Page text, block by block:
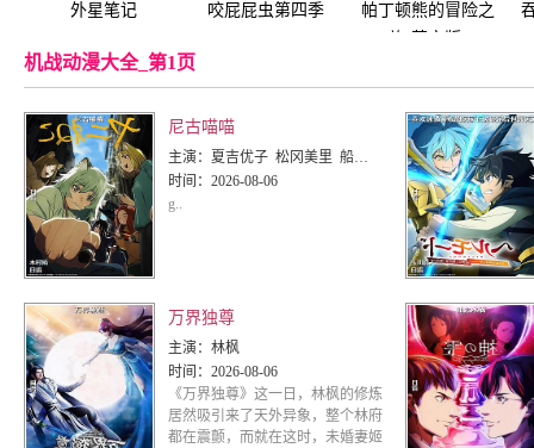
外星笔记 咬屁屁虫第四季
帕丁顿熊的冒险之
机战动漫大全_第1页
尼古喵喵
主演： 夏吉优子 松冈美里 船户百合绘 清水彩香 井泽诗织 明智璃子 稻田彻
时间： 2026-08-06
g..
万界独尊
主演： 林枫
时间： 2026-08-06
《万界独尊》这一日，林枫的修炼
居然吸引来了天外异象，整个林府
都在震颤，而就在这时，未婚妻姬